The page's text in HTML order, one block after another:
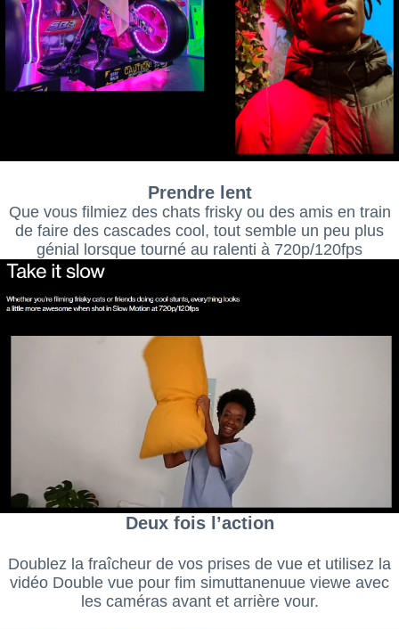
Prendre lent
Que vous filmiez des chats frisky ou des amis en train
de faire des cascades cool, tout semble un peu plus
génial lorsque tourné au ralenti à 720p/120fps
Deux fois l’action
Doublez la fraîcheur de vos prises de vue et utilisez la
vidéo Double vue pour fim simuttanenuue viewe avec
les caméras avant et arrière vour.